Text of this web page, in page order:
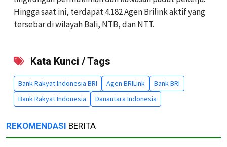
Hingga saat ini, terdapat 4.182 Agen Brilink aktif yang
tersebar di wilayah Bali, NTB, dan NTT.
Kata Kunci / Tags
Bank Rakyat Indonesia BRI Agen BRILink
Bank BRI
Bank Rakyat Indonesia
Danantara Indonesia
REKOMENDASI BERITA